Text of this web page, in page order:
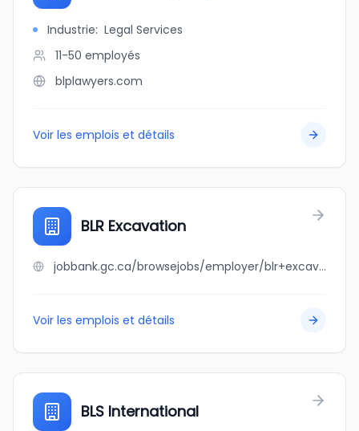
Industrie: Legal Services
11-50 employés
blplawyers.com
Voir les emplois et détails
BLR Excavation
jobbank.gc.ca/browsejobs/employer/blr+excavation/ca
Voir les emplois et détails
BLS International